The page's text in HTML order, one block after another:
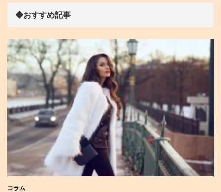
◆おすすめ記事
コラム